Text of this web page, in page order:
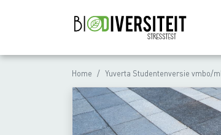
Home Yuverta Studentenversie vmbo/